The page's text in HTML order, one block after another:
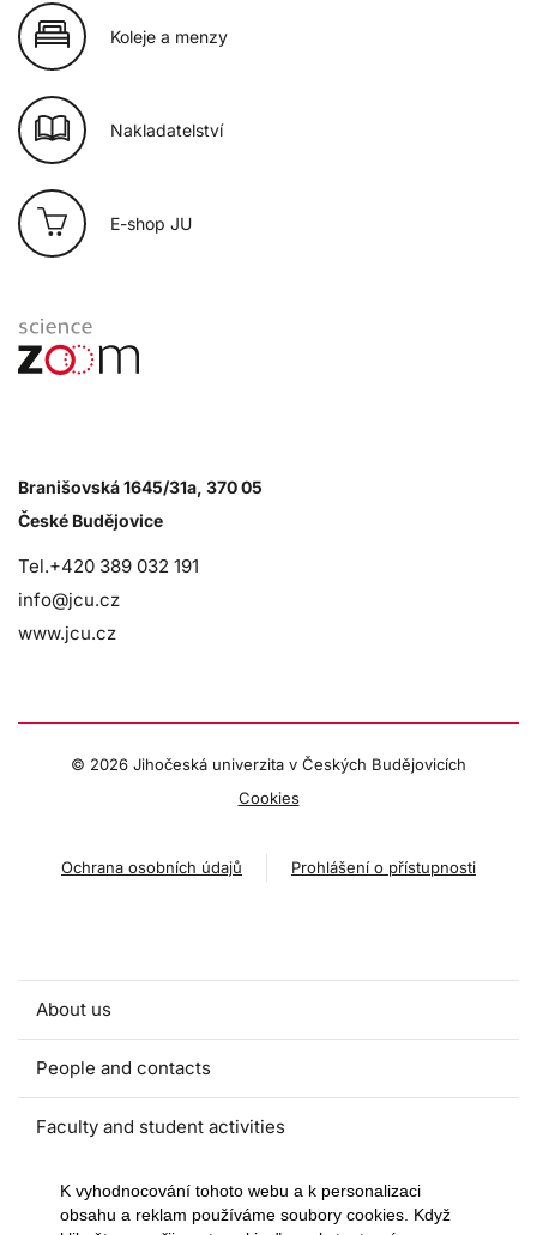
Koleje a menzy
Nakladatelství
E-shop JU
Branišovská 1645/31a, 370 05
České Budějovice
Tel.+420 389 032 191
info@jcu.cz
www.jcu.cz
© 2026 Jihočeská univerzita v Českých Budějovicích
Cookies
Ochrana osobních údajů Prohlášení o přístupnosti
About us
People and contacts
Faculty and student activities
Projects and strategic partnerships
K vyhodnocování tohoto webu a k personalizaci
obsahu a reklam používáme soubory cookies. Když